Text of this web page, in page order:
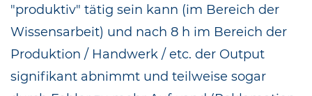
"produktiv" tätig sein kann (im Bereich der
Wissensarbeit) und nach 8 h im Bereich der
Produktion / Handwerk / etc. der Output
signifikant abnimmt und teilweise sogar